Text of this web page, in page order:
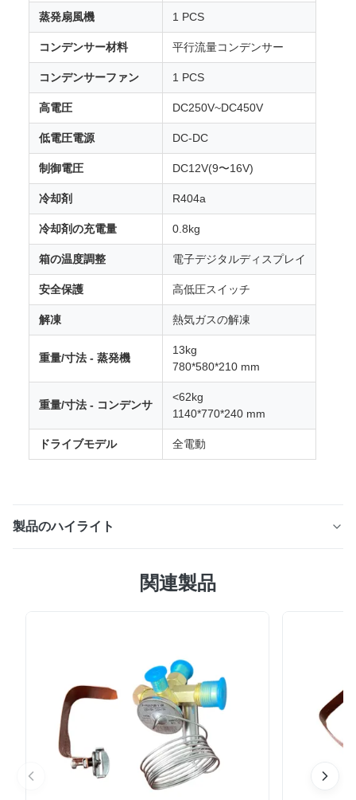
蒸発扇風機 1 PCS
コンデンサー材料 平行流量コンデンサー
コンデンサーファン 1 PCS
高電圧 DC250V~DC450V
低電圧電源 DC-DC
制御電圧 DC12V(9〜16V)
冷却剤 R404a
冷却剤の充電量 0.8kg
箱の温度調整 電子デジタルディスプレイ
安全保護 高低圧スイッチ
解凍 熱気ガスの解凍
重量/寸法 - 蒸発機
13kg
780*580*210 mm
重量/寸法 - コンデンサ
<62kg
1140*770*240 mm
ドライブモデル 全電動
製品のハイライト
ラック向けに設計されたEV-088屋上輸送冷却装置は,車両
準的な特徴 小型・中型新エネルギー車両向け 高級 IP67
防水と隔離設計,AC-DC インターロックと4イン1 構成 高
気流容量を持つ超薄型ガラス繊維またはアルミ合金蒸発機
完全に閉ざされた電気コンプレッサー:高効率,環境に優し
い,車両の速度に影響を受けない コンパクトな設計のため
のコンプレッサーがコンデンサーユ...
関連製品